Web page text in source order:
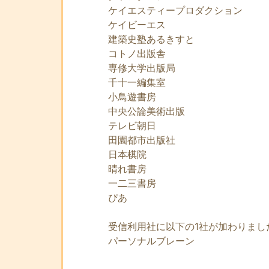
ケイエスティープロダクション
ケイビーエス
建築史塾あるきすと
コトノ出版舎
専修大学出版局
千十一編集室
小鳥遊書房
中央公論美術出版
テレビ朝日
田園都市出版社
日本棋院
晴れ書房
一二三書房
ぴあ
受信利用社に以下の1社が加わりまし
パーソナルブレーン